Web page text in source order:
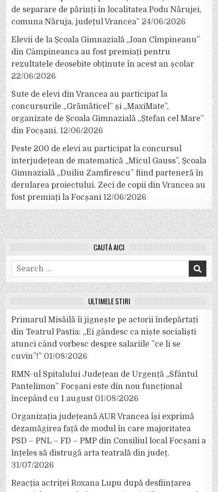
de separare de părinți în localitatea Podu Nărujei,
comuna Năruja, județul Vrancea” 24/06/2026
Elevii de la Școala Gimnazială „Ioan Cîmpineanu”
din Câmpineanca au fost premiați pentru
rezultatele deosebite obținute în acest an școlar
22/06/2026
Sute de elevi din Vrancea au participat la
concursurile „Grămăticel” și „MaxiMate”,
organizate de Școala Gimnazială „Ștefan cel Mare”
din Focșani. 12/06/2026
Peste 200 de elevi au participat la concursul
interjudețean de matematică „Micul Gauss”, Școala
Gimnazială „Duiliu Zamfirescu” fiind parteneră în
derularea proiectului. Zeci de copii din Vrancea au
fost premiați la Focșani 12/06/2026
CAUTĂ AICI
Search
for:
ULTIMELE ȘTIRI
Primarul Misăilă îi jignește pe actorii îndepărtați
din Teatrul Pastia: „Ei gândesc ca niște socialiști
atunci când vorbesc despre salariile ”ce li se
cuvin”!” 01/08/2026
RMN-ul Spitalului Județean de Urgență „Sfântul
Pantelimon” Focșani este din nou funcțional
începând cu 1 august 01/08/2026
Organizația județeană AUR Vrancea își exprimă
dezamăgirea față de modul în care majoritatea
PSD – PNL – FD – PMP din Consiliul local Focșani a
înțeles să distrugă arta teatrală din județ.
31/07/2026
Reacția actriței Roxana Lupu după desființarea